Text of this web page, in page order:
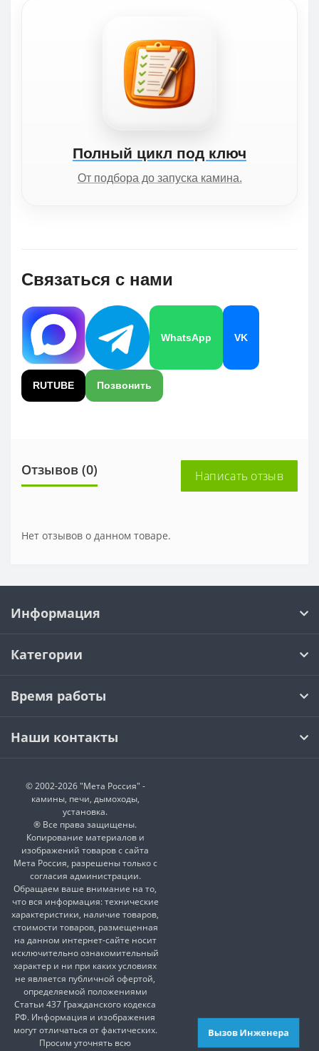
Полный цикл под ключ
От подбора до запуска камина.
Связаться с нами
WhatsApp VK
RUTUBE Позвонить
Отзывов (0) Написать отзыв
Нет отзывов о данном товаре.
Информация
Категории
Время работы
Наши контакты
© 2002-2026 "Мета Россия" -
камины, печи, дымоходы,
установка.
® Все права защищены.
Копирование материалов и
изображений товаров с сайта
Мета Россия, разрешены только с
согласия администрации.
Обращаем ваше внимание на то,
что вся информация: технические
характеристики, наличие товаров,
стоимости товаров, размещенная
на данном интернет-сайте носит
исключительно ознакомительный
характер и ни при каких условиях
не является публичной офертой,
определяемой положениями
Статьи 437 Гражданского кодекса
РФ. Информация и изображения
могут отличаться от фактических.
Просим уточнять всю
Вызов Инженера